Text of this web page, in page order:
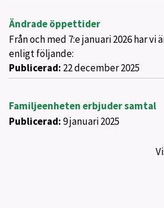
Ändrade öppettider
Från och med 7:e januari 2026 har
enligt följande:
Publicerad: 22 december 2025
Familjeenheten erbjuder samtal
Publicerad:9 januari 2025